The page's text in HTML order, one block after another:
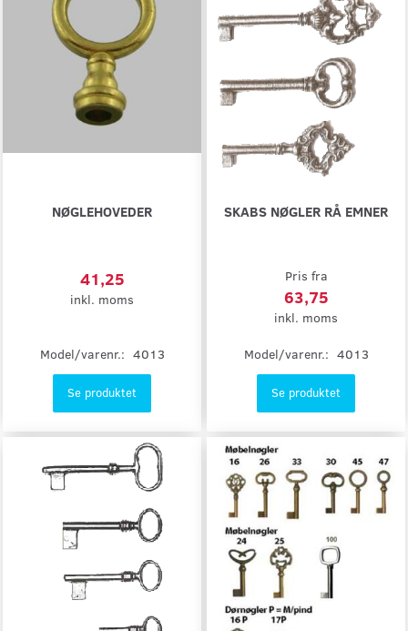
NØGLEHOVEDER
41,25
inkl. moms
Model/varenr.: 4013
Se produktet
SKABS NØGLER RÅ EMNER
Pris fra
63,75
inkl. moms
Model/varenr.: 4013
Se produktet